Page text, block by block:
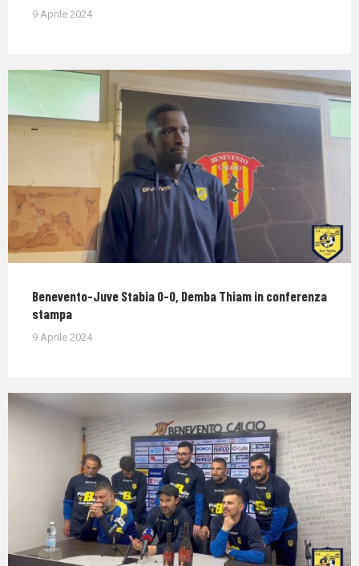
9 Aprile 2024
Benevento-Juve Stabia 0-0, Demba Thiam in conferenza
stampa
9 Aprile 2024